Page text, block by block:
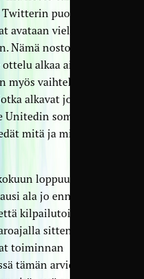
puolella, ja
avataan vielä
Nämä nostot
alkaa aina klo
myös vaihtelevan
alkavat jo ennen
Unitedin some-
mitä ja milloin
loppuun
ala jo ennen sitä.
kilpailutoiminta
sitten, kun
toiminnan
tämän arvioidaan